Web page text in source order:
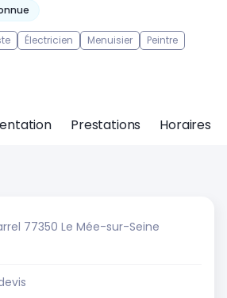
Électricien Menuisier
Peintre
Prestations Horaires
77350 Le Mée-sur-Seine